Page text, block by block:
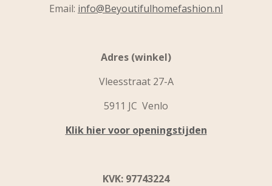
Email: info@Beyoutifulhomefashion.nl
Adres (winkel)
Vleesstraat 27-A
5911 JC Venlo
Klik hier voor openingstijden
KVK: 97743224